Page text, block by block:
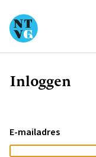
Kruimelpad
Inloggen
E-mailadres